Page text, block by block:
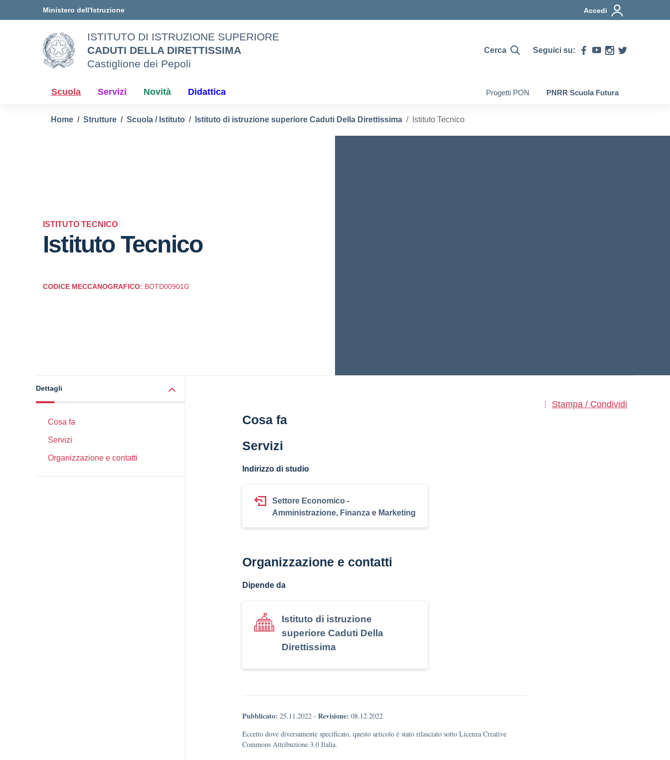
Ministero dell'Istruzione Accedi
ISTITUTO DI ISTRUZIONE SUPERIORE
CADUTI DELLA DIRETTISSIMA
Castiglione dei Pepoli
Cerca Seguici su:
Scuola Servizi Novità Didattica Progetti PON PNRR Scuola Futura
Home Strutture Scuola / Istituto Istituto di istruzione superiore Caduti Della Direttissima Istituto Tecnico
ISTITUTO TECNICO
Istituto Tecnico
CODICE MECCANOGRAFICO: BOTD00901G
Dettagli
Cosa fa
Servizi
Organizzazione e contatti
Stampa / Condividi
Cosa fa
Servizi
Indirizzo di studio
Settore Economico -
Amministrazione, Finanza e Marketing
Organizzazione e contatti
Dipende da
Istituto di istruzione
superiore Caduti Della
Direttissima
Pubblicato: 25.11.2022 - Revisione: 08.12.2022
Eccetto dove diversamente specificato, questo articolo è stato rilasciato sotto Licenza Creative
Commons Attribuzione 3.0 Italia.